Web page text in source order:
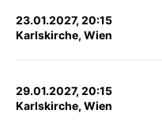
23.01.2027, 20:15
Karlskirche, Wien
29.01.2027, 20:15
Karlskirche, Wien